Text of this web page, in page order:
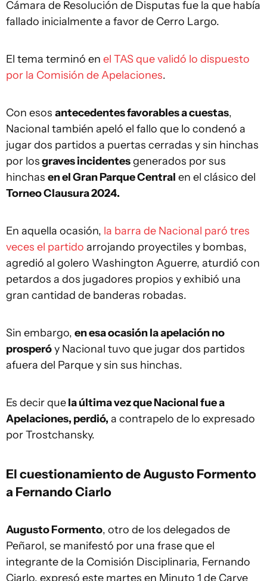
Cámara de Resolución de Disputas fue la que había
fallado inicialmente a favor de Cerro Largo.
El tema terminó en el TAS que validó lo dispuesto
por la Comisión de Apelaciones.
Con esos antecedentes favorables a cuestas,
Nacional también apeló el fallo que lo condenó a
jugar dos partidos a puertas cerradas y sin hinchas
por losgraves incidentesgenerados por sus
hinchas en el Gran Parque Central en el clásico del
Torneo Clausura 2024.
En aquella ocasión, la barra de Nacional paró tres
veces el partido arrojando proyectiles y bombas,
agredió al golero Washington Aguerre, aturdió con
petardos a dos jugadores propios y exhibió una
gran cantidad de banderas robadas.
Sin embargo, en esa ocasión la apelación no
prosperóy Nacional tuvo que jugar dos partidos
afuera del Parque y sin sus hinchas.
Es decir quela última vez que Nacional fue a
Apelaciones, perdió, a contrapelo de lo expresado
por Trostchansky.
El cuestionamiento de Augusto Formento
a Fernando Ciarlo
Augusto Formento, otro de los delegados de
Peñarol, se manifestó por una frase que el
integrante de la Comisión Disciplinaria, Fernando
Ciarlo, expresó este martes en Minuto 1 de Carve